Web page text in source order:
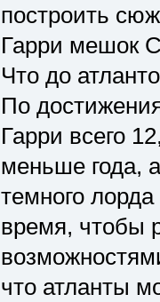
построить
Гарри мешок
Что до
По
Гарри всего
меньше года,
темного
время, чтобы
что атланты